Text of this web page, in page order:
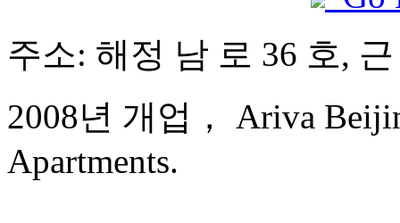
주소: 해정 남 로 36 호,
2008년 개업， Ariva
Apartments.